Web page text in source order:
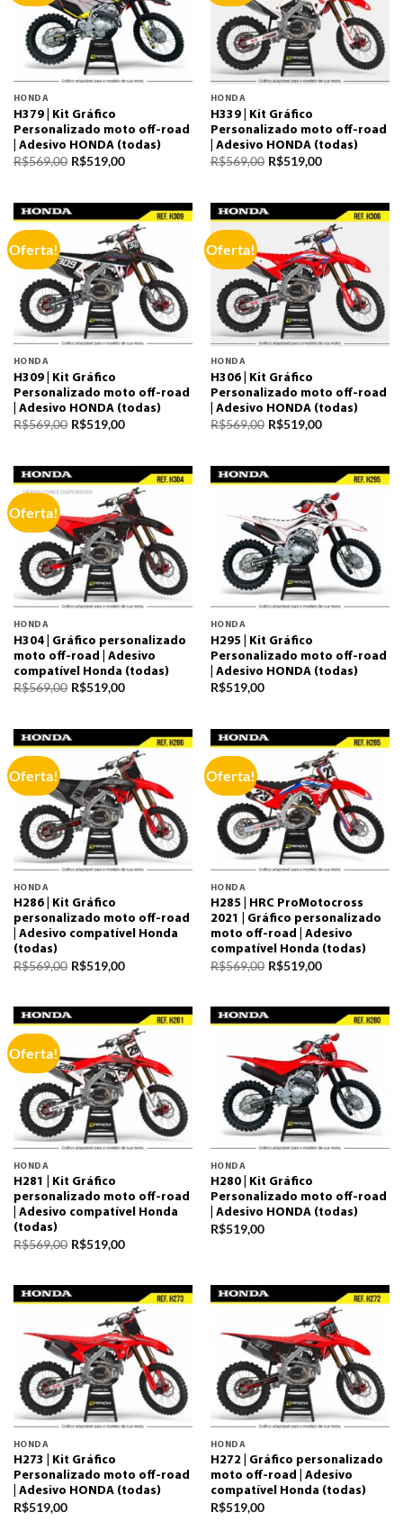
HONDA
H379 | Kit Gráfico
Personalizado moto off-road
| Adesivo HONDA (todas)
R$569,00 R$519,00
HONDA
H339 | Kit Gráfico
Personalizado moto off-road
| Adesivo HONDA (todas)
R$569,00 R$519,00
Oferta!
HONDA
H309 | Kit Gráfico
Personalizado moto off-road
| Adesivo HONDA (todas)
R$569,00 R$519,00
Oferta!
HONDA
H306 | Kit Gráfico
Personalizado moto off-road
| Adesivo HONDA (todas)
R$569,00 R$519,00
Oferta!
HONDA
H304 | Gráfico personalizado
moto off-road | Adesivo
compatível Honda (todas)
R$569,00 R$519,00
HONDA
H295 | Kit Gráfico
Personalizado moto off-road
| Adesivo HONDA (todas)
R$519,00
Oferta!
HONDA
H286 | Kit Gráfico
personalizado moto off-road
| Adesivo compatível Honda
(todas)
R$569,00 R$519,00
Oferta!
HONDA
H285 | HRC ProMotocross
2021 | Gráfico personalizado
moto off-road | Adesivo
compatível Honda (todas)
R$569,00 R$519,00
Oferta!
HONDA
H281 | Kit Gráfico
personalizado moto off-road
| Adesivo compatível Honda
(todas)
R$569,00 R$519,00
HONDA
H280 | Kit Gráfico
Personalizado moto off-road
| Adesivo HONDA (todas)
R$519,00
HONDA
H273 | Kit Gráfico
Personalizado moto off-road
| Adesivo HONDA (todas)
R$519,00
HONDA
H272 | Gráfico personalizado
moto off-road | Adesivo
compatível Honda (todas)
R$519,00